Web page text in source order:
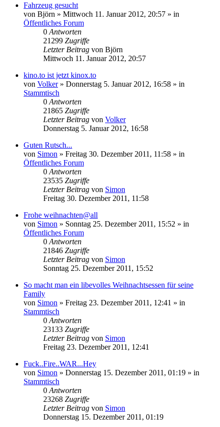
Fahrzeug gesucht
von Björn » Mittwoch 11. Januar 2012, 20:57 » in
Öffentliches Forum
0 Antworten
21299 Zugriffe
Letzter Beitrag von Björn
Mittwoch 11. Januar 2012, 20:57
kino.to ist jetzt kinox.to
von Volker» Donnerstag 5. Januar 2012, 16:58 » in
Stammtisch
0 Antworten
21865 Zugriffe
Letzter Beitrag von Volker
Donnerstag 5. Januar 2012, 16:58
Guten Rutsch...
von Simon » Freitag 30. Dezember 2011, 11:58 » in
Öffentliches Forum
0 Antworten
23535 Zugriffe
Letzter Beitrag von Simon
Freitag 30. Dezember 2011, 11:58
Frohe weihnachten@all
von Simon » Sonntag 25. Dezember 2011, 15:52 » in
Öffentliches Forum
0 Antworten
21846 Zugriffe
Letzter Beitrag von Simon
Sonntag 25. Dezember 2011, 15:52
So macht man ein libevolles Weihnachtsessen für seine
Family
von Simon » Freitag 23. Dezember 2011, 12:41 » in
Stammtisch
0 Antworten
23133 Zugriffe
Letzter Beitrag von Simon
Freitag 23. Dezember 2011, 12:41
Fuck..Fire..WAR...Hey
von Simon » Donnerstag 15. Dezember 2011, 01:19 » in
Stammtisch
0 Antworten
23268 Zugriffe
Letzter Beitrag von Simon
Donnerstag 15. Dezember 2011, 01:19